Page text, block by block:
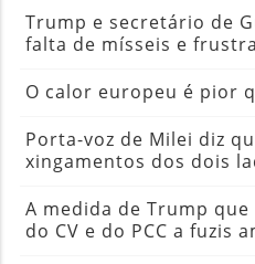
Trump e secretário de
falta de mísseis e
O calor europeu é pior
Porta-voz de Milei diz
xingamentos dos dois
A medida de Trump
do CV e do PCC a fuzis